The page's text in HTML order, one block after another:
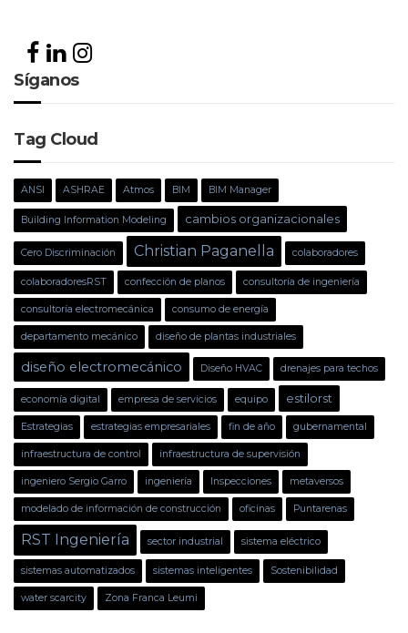
Síganos
Tag Cloud
ANSI ASHRAE Atmos BIM BIM Manager
Building Information Modeling cambios organizacionales
Cero Discriminación Christian Paganella colaboradores
colaboradoresRST confección de planos consultoría de ingeniería
consultoría electromecánica consumo de energía
departamento mecánico diseño de plantas industriales
diseño electromecánico Diseño HVAC drenajes para techos
economía digital empresa de servicios equipo estilorst
Estrategias estrategias empresariales fin de año gubernamental
infraestructura de control infraestructura de supervisión
ingeniero Sergio Garro ingeniería Inspecciones metaversos
modelado de información de construcción oficinas Puntarenas
RST Ingeniería sector industrial sistema eléctrico
sistemas automatizados sistemas inteligentes Sostenibilidad
water scarcity Zona Franca Leumi